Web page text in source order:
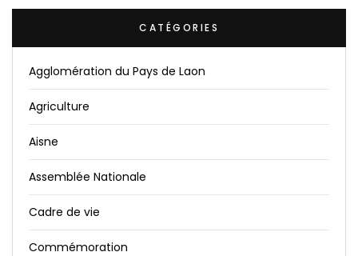
CATÉGORIES
Agglomération du Pays de Laon
Agriculture
Aisne
Assemblée Nationale
Cadre de vie
Commémoration